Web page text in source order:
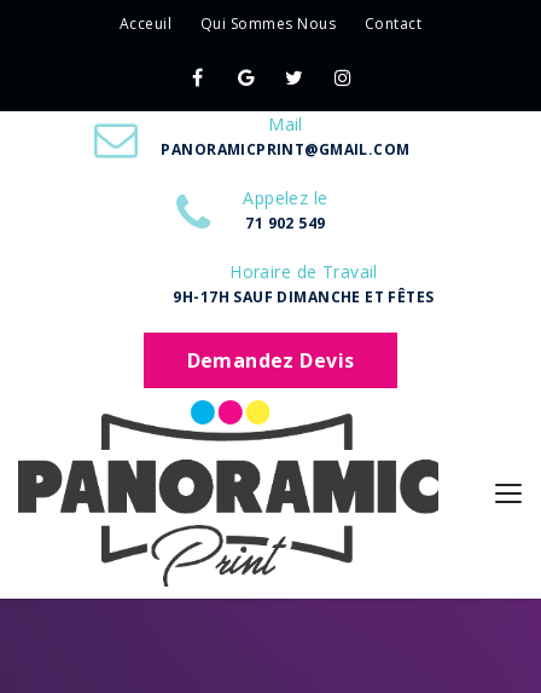
Acceuil Qui Sommes Nous Contact
Mail
PANORAMICPRINT@GMAIL.COM
Appelez le
71 902 549
Horaire de Travail
9H-17H SAUF DIMANCHE ET FÊTES
Demandez Devis